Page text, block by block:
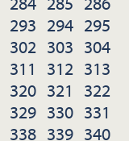
293 294 295
302 303 304
311 312 313
320 321
322
329 330 331
338 339 340